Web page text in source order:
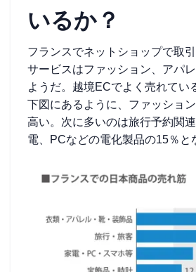
いるか？
フランスでネットショップで取
サービスはファッション、アパ
ようだ。越境ECでよく売れてい
下図にあるように、ファッショ
高い。次に多いのは旅行予約関
電、PCなどの電化製品の15％と